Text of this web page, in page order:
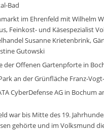
Bad
im Ehrenfeld mit Wilhelm
Feinkost- und Käsespezialist
Susanne Krietenbrink,
Gutowski
der Offenen Gartenpforte in
an der Grünfläche Franz-
CyberDefense AG in Bochum
war bis Mitte des 19.
gehörte und im Volksmund